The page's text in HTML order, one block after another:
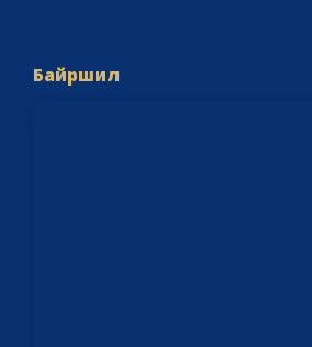
Байршил